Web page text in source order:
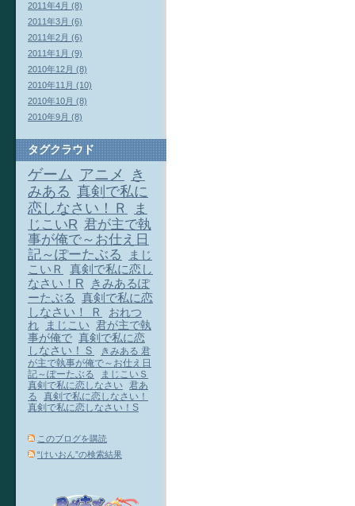
2011年4月 (8)
2011年3月 (6)
2011年2月 (6)
2011年1月 (9)
2010年12月 (8)
2010年11月 (10)
2010年10月 (8)
2010年9月 (8)
タグクラウド
ゲーム アニメ
き
みある 真剣で私に
恋しなさい！Ｒ
ま
じこいR 君が主で執
事が俺で～お仕え日
記～ぽーたぶる
まじ
こいＲ
真剣で私に恋し
なさい！R
きみあるぽ
ーたぶる 真剣で私に恋
しなさい！ Ｒ
おれつ
れ
まじこい 君が主で執
事が俺で 真剣で私に恋
しなさい！Ｓ
きみある 君
が主で執事が俺で～お仕え日
記～ぽーたぶる
まじこいＳ
真剣で私に恋しなさい 君あ
る
真剣で私に恋しなさい！
真剣で私に恋しなさい！S
このブログを購読
“けいおん”の検索結果